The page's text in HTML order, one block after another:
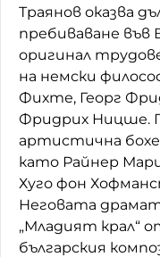
Траянов оказва
пребиваване във
оригинал
на немски
Фихте, Георг
Фридрих Ницше.
артистична
като Райнер
Хуго фон
Неговата
„Младият крал“
българския